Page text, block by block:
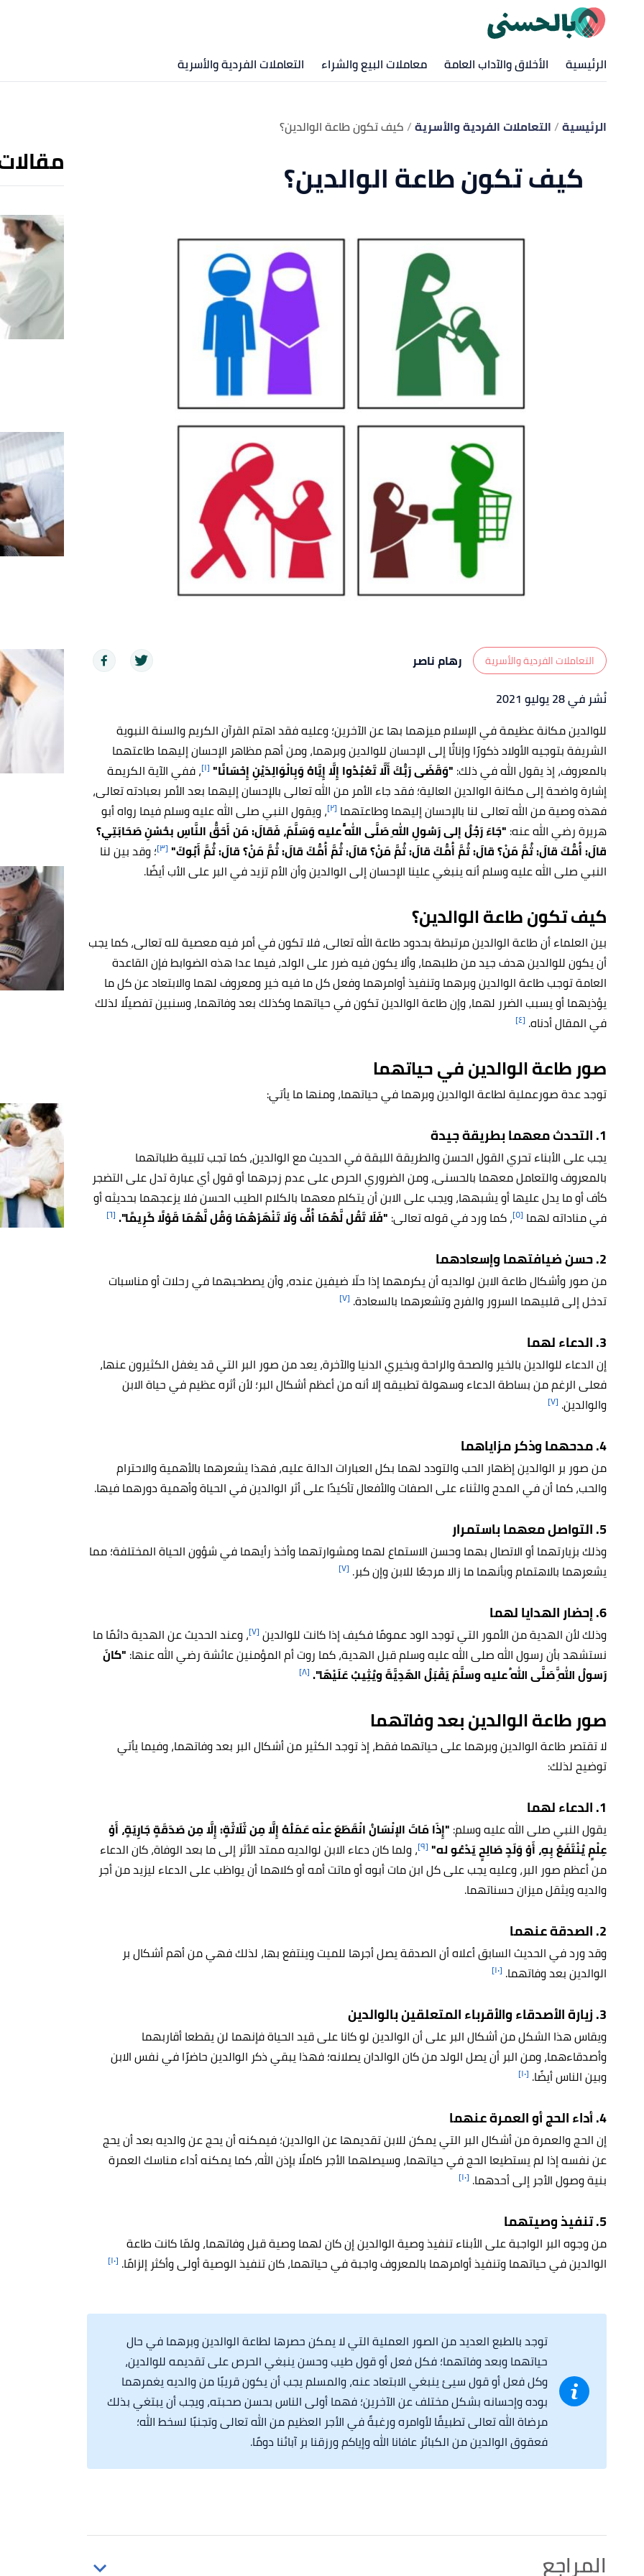
الرئيسية الأخلاق والآداب العامة معاملات البيع والشراء التعاملات الفردية والأسرية
الرئيسية التعاملات الفردية والأسرية كيف تكون طاعة الوالدين؟
كيف تكون طاعة الوالدين؟
التعاملات الفردية والأسرية
رهام ناصر
نُشر في 28 يوليو 2021
للوالدين مكانة عظيمة في الإسلام ميزهما بها عن الآخرين؛ وعليه فقد اهتم القرآن الكريم والسنة النبوية
الشريفة بتوجيه الأولاد ذكورًا وإناثًا إلى الإحسان للوالدين وبرهما، ومن أهم مظاهر الإحسان إليهما طاعتهما
بالمعروف، إذ يقول الله في ذلك: "وَقَضَى رَبُّكَ أَلَّا تَعْبُدُوا إِلَّا إِيَّاهُ وَبِالْوَالِدَيْنِ إِحْسَانًا" [١] ، ففي الآية الكريمة
إشارة واضحة إلى مكانة الوالدين العالية؛ فقد جاء الأمر من الله تعالى بالإحسان إليهما بعد الأمر بعبادته تعالى،
فهذه وصية من الله تعالى لنا بالإحسان إليهما وطاعتهما [٢] ، ويقول النبي صلى الله عليه وسلم فيما رواه أبو
هريرة رضي الله عنه: "جَاءَ رَجُلٌ إلى رَسُولِ اللهِ صَلَّى اللَّهُ عليه وَسَلَّمَ، فَقالَ: مَن أَحَقُّ النَّاسِ بحُسْنِ صَحَابَتِي؟
قالَ: أُمُّكَ قالَ: ثُمَّ مَنْ؟ قالَ: ثُمَّ أُمُّكَ قالَ: ثُمَّ مَنْ؟ قالَ: ثُمَّ أُمُّكَ قالَ: ثُمَّ مَنْ؟ قالَ: ثُمَّ أَبُوكَ" [٣] ؛ وقد بين لنا
النبي صلى الله عليه وسلم أنه ينبغي علينا الإحسان إلى الوالدين وأن الأم تزيد في البر على الأب أيضًا.
كيف تكون طاعة الوالدين؟
بين العلماء أن طاعة الوالدين مرتبطة بحدود طاعة الله تعالى، فلا تكون في أمر فيه معصية لله تعالى، كما يجب
أن يكون للوالدين هدف جيد من طلبهما، وألا يكون فيه ضرر على الولد، فيما عدا هذه الضوابط فإن القاعدة
العامة توجب طاعة الوالدين وبرهما وتنفيذ أوامرهما وفعل كل ما فيه خير ومعروف لهما والابتعاد عن كل ما
يؤذيهما أو يسبب الضرر لهما، وإن طاعة الوالدين تكون في حياتهما وكذلك بعد وفاتهما، وسنبين تفصيلًا لذلك
في المقال أدناه. [٤]
صور طاعة الوالدين في حياتهما
توجد عدة صورعملية لطاعة الوالدين وبرهما في حياتهما، ومنها ما يأتي:
1. التحدث معهما بطريقة جيدة
يجب على الأبناء تحري القول الحسن والطريقة اللبقة في الحديث مع الوالدين، كما تجب تلبية طلباتهما
بالمعروف والتعامل معهما بالحسنى، ومن الضروري الحرص على عدم زجرهما أو قول أي عبارة تدل على التضجر
كأف أو ما يدل عليها أو يشبهها، ويجب على الابن أن يتكلم معهما بالكلام الطيب الحسن فلا يزعجهما بحديثه أو
في مناداته لهما [٥] ، كما ورد في قوله تعالى: "فَلَا تَقُل لَّهُمَا أُفٍّ وَلَا تَنْهَرْهُمَا وَقُل لَّهُمَا قَوْلًا كَرِيمًا". [٦]
2. حسن ضيافتهما وإسعادهما
من صور وأشكال طاعة الابن لوالديه أن يكرمهما إذا حلّا ضيفين عنده، وأن يصطحبهما في رحلات أو مناسبات
تدخل إلى قلبيهما السرور والفرح وتشعرهما بالسعادة. [٧]
3. الدعاء لهما
إن الدعاء للوالدين بالخير والصحة والراحة وبخيري الدنيا والآخرة، يعد من صور البر التي قد يغفل الكثيرون عنها،
فعلى الرغم من بساطة الدعاء وسهولة تطبيقه إلا أنه من أعظم أشكال البر؛ لأن أثره عظيم في حياة الابن
والوالدين. [٧]
4. مدحهما وذكر مزاياهما
من صور بر الوالدين إظهار الحب والتودد لهما بكل العبارات الدالة عليه، فهذا يشعرهما بالأهمية والاحترام
والحب، كما أن في المدح والثناء على الصفات والأفعال تأكيدًا على أثر الوالدين في الحياة وأهمية دورهما فيها.
5. التواصل معهما باستمرار
وذلك بزيارتهما أو الاتصال بهما وحسن الاستماع لهما ومشوارتهما وأخذ رأيهما في شؤون الحياة المختلفة؛ مما
يشعرهما بالاهتمام وبأنهما ما زالا مرجعًا للابن وإن كبر. [٧]
6. إحضار الهدايا لهما
وذلك لأن الهدية من الأمور التي توجد الود عمومًا فكيف إذا كانت للوالدين [٧] ، وعند الحديث عن الهدية دائمًا ما
نستشهد بأن رسول الله صلى الله عليه وسلم قبل الهدية، كما روت أم المؤمنين عائشة رضي الله عنها: "كانَ
رَسولُ اللَّهِ صَلَّى اللهُ عليه وسلَّمَ يَقْبَلُ الهَدِيَّةَ ويُثِيبُ عَلَيْهَا". [٨]
صور طاعة الوالدين بعد وفاتهما
لا تقتصر طاعة الوالدين وبرهما على حياتهما فقط، إذ توجد الكثير من أشكال البر بعد وفاتهما، وفيما يأتي
توضيح لذلك:
1. الدعاء لهما
يقول النبي صلى الله عليه وسلم: "إِذَا مَاتَ الإنْسَانُ انْقَطَعَ عنْه عَمَلُهُ إِلَّا مِن ثَلَاثَةٍ: إِلَّا مِن صَدَقَةٍ جَارِيَةٍ، أَوْ
عِلْمٍ يُنْتَفَعُ بِهِ، أَوْ وَلَدٍ صَالِحٍ يَدْعُو له" [٩] ، ولما كان دعاء الابن لوالديه ممتد الأثر إلى ما بعد الوفاة، كان الدعاء
من أعظم صور البر، وعليه يجب على كل ابن مات أبوه أو ماتت أمه أو كلاهما أن يواظب على الدعاء ليزيد من أجر
والديه ويثقل ميزان حسناتهما.
2. الصدقة عنهما
وقد ورد في الحديث السابق أعلاه أن الصدقة يصل أجرها للميت وينتفع بها، لذلك فهي من أهم أشكال بر
الوالدين بعد وفاتهما. [١٠]
3. زيارة الأصدقاء والأقرباء المتعلقين بالوالدين
ويقاس هذا الشكل من أشكال البر على أن الوالدين لو كانا على قيد الحياة فإنهما لن يقطعا أقاربهما
وأصدقاءهما، ومن البر أن يصل الولد من كان الوالدان يصلانه؛ فهذا يبقي ذكر الوالدين حاضرًا في نفس الابن
وبين الناس أيضًا. [١٠]
4. أداء الحج أو العمرة عنهما
إن الحج والعمرة من أشكال البر التي يمكن للابن تقديمها عن الوالدين؛ فيمكنه أن يحج عن والديه بعد أن يحج
عن نفسه إذا لم يستطيعا الحج في حياتهما، وسيصلهما الأجر كاملًا بإذن الله، كما يمكنه أداء مناسك العمرة
بنية وصول الأجر إلى أحدهما. [١٠]
5. تنفيذ وصيتهما
من وجوه البر الواجبة على الأبناء تنفيذ وصية الوالدين إن كان لهما وصية قبل وفاتهما، ولمّا كانت طاعة
الوالدين في حياتهما وتنفيذ أوامرهما بالمعروف واجبة في حياتهما، كان تنفيذ الوصية أولى وأكثر إلزامًا. [١٠]
توجد بالطبع العديد من الصور العملية التي لا يمكن حصرها لطاعة الوالدين وبرهما في حال
حياتهما وبعد وفاتهما؛ فكل فعل أو قول طيب وحسن ينبغي الحرص على تقديمه للوالدين،
وكل فعل أو قول سيئ ينبغي الابتعاد عنه، والمسلم يجب أن يكون قريبًا من والديه يغمرهما
بوده وإحسانه بشكل مختلف عن الآخرين؛ فهما أولى الناس بحسن صحبته، ويجب أن يبتغي بذلك
مرضاة الله تعالى تطبيقًا لأوامره ورغبةً في الأجر العظيم من الله تعالى وتجنبًا لسخط الله؛
فعقوق الوالدين من الكبائر عافانا الله وإياكم ورزقنا بر آبائنا دومًا.
المراجع